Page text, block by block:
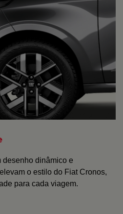
desenho dinâmico e
o estilo do Fiat Cronos,
para cada viagem.